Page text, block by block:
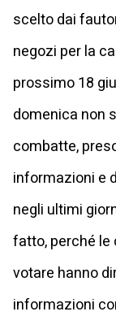
scelto dai
negozi per la
prossimo 18
domenica non
combatte,
informazioni e
negli ultimi
fatto, perché
votare hanno
informazioni